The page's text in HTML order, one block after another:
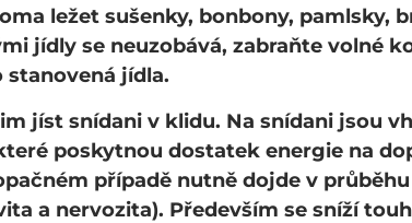
ležet sušenky, bonbony, pamlsky,
jídly se neuzobává, zabraňte volné
jídla.
jíst snídani v klidu. Na snídani jsou
poskytnou dostatek energie na
případě nutně dojde v
a nervozita). Především se sníží